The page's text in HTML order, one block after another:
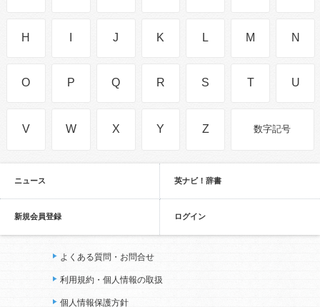
H J K L M N
O P Q R S T U
V W X Y Z 数字記号
ニュース 英ナビ！辞書
新規会員登録 ログイン
よくある質問・お問合せ
利用規約・個人情報の取扱
個人情報保護方針